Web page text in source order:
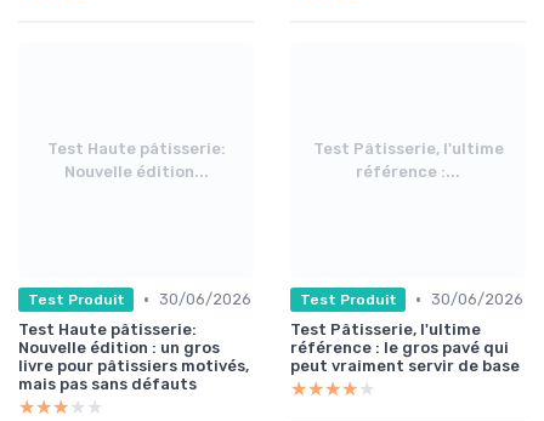
Test Haute pâtisserie:
Nouvelle édition...
Test Produit • 30/06/2026
Test Haute pâtisserie:
Nouvelle édition : un gros
livre pour pâtissiers motivés,
mais pas sans défauts
★★★★★
★★★★★
Test Pâtisserie, l'ultime
référence :...
Test Produit • 30/06/2026
Test Pâtisserie, l'ultime
référence : le gros pavé qui
peut vraiment servir de base
★★★★★
★★★★★